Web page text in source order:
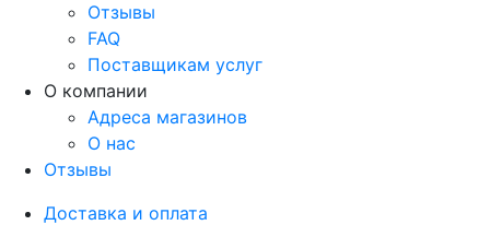
Отзывы
FAQ
Поставщикам услуг
О компании
Адреса магазинов
О нас
Отзывы
Доставка и оплата